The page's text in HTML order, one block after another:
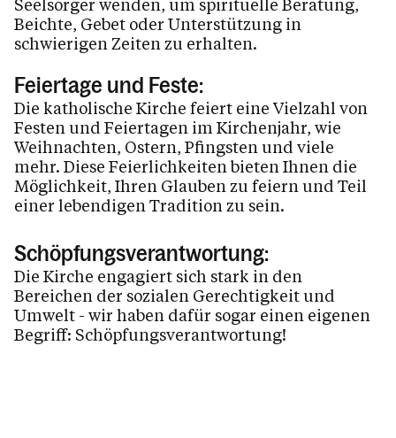
Beichte, Gebet oder Unterstützung in
schwierigen Zeiten zu erhalten.
Feiertage und Feste:
Die katholische Kirche feiert eine Vielzahl von
Festen und Feiertagen im Kirchenjahr, wie
Weihnachten, Ostern, Pfingsten und viele
mehr. Diese Feierlichkeiten bieten Ihnen die
Möglichkeit, Ihren Glauben zu feiern und Teil
einer lebendigen Tradition zu sein.
Schöpfungsverantwortung:
Die Kirche engagiert sich stark in den
Bereichen der sozialen Gerechtigkeit und
Umwelt - wir haben dafür sogar einen eigenen
Begriff: Schöpfungsverantwortung!